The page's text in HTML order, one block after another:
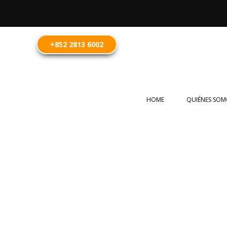
+852 2813 6002
HOME QUIÉNES